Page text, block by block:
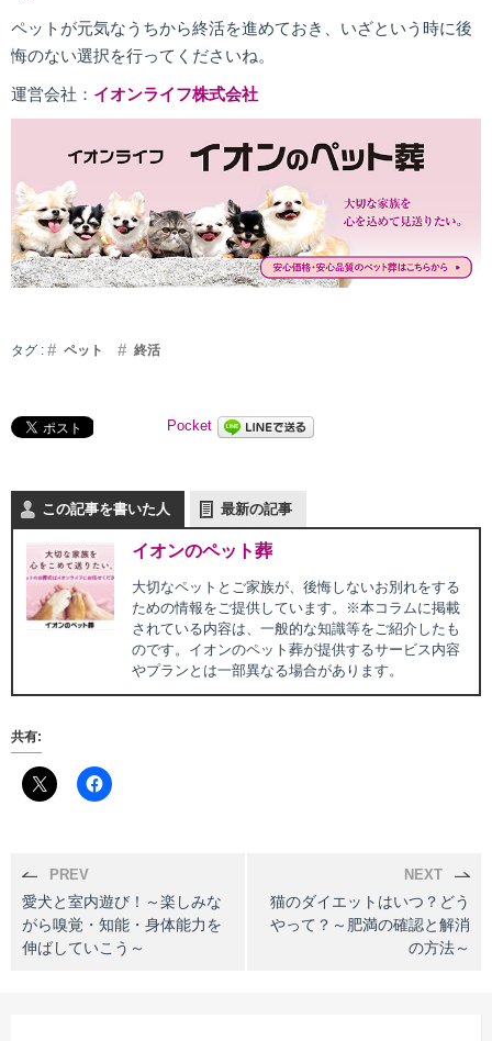
ペットが元気なうちから終活を進めておき、いざという時に後
悔のない選択を行ってくださいね。
運営会社： イオンライフ株式会社
タグ : ペット 終活
Pocket
この記事を書いた人 最新の記事
イオンのペット葬
大切なペットとご家族が、後悔しないお別れをする
ための情報をご提供しています。※本コラムに掲載
されている内容は、一般的な知識等をご紹介したも
のです。イオンのペット葬が提供するサービス内容
やプランとは一部異なる場合があります。
共有:
PREV
愛犬と室内遊び！～楽しみな
がら嗅覚・知能・身体能力を
伸ばしていこう～
NEXT
猫のダイエットはいつ？どう
やって？～肥満の確認と解消
の方法～